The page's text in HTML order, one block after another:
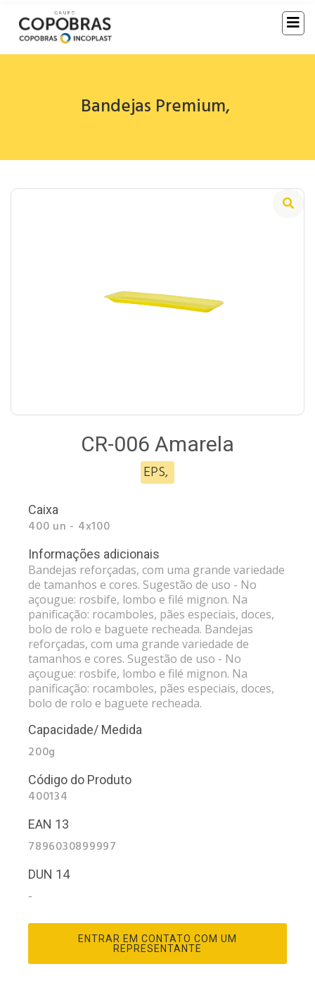
Bandejas Premium,
CR-006 Amarela
EPS,
Caixa
400 un - 4x100
Informações adicionais
Bandejas reforçadas, com uma grande variedade
de tamanhos e cores. Sugestão de uso - No
açougue: rosbife, lombo e filé mignon. Na
panificação: rocamboles, pães especiais, doces,
bolo de rolo e baguete recheada. Bandejas
reforçadas, com uma grande variedade de
tamanhos e cores. Sugestão de uso - No
açougue: rosbife, lombo e filé mignon. Na
panificação: rocamboles, pães especiais, doces,
bolo de rolo e baguete recheada.
Capacidade/ Medida
200g
Código do Produto
400134
EAN 13
7896030899997
DUN 14
-
ENTRAR EM CONTATO COM UM
REPRESENTANTE